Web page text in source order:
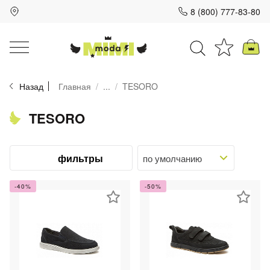
8 (800) 777-83-80
Назад Главная ... TESORO
TESORO
фильтры
-40% -50%
Для клиентов всех банков
Разбейте
оплатуна части
График платежей
Сегодня